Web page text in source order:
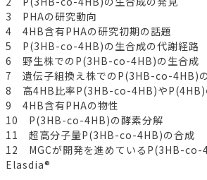
3 PHAの研究動向
4 4HB含有PHAの研究初期の話題
5 P(3HB-co-4HB)の生合成の代謝経路
6 野生株でのP(3HB-co-4HB)の生合成
7 遺伝子組換え株でのP(3HB-co-4HB)
8 高4HB比率P(3HB-co-4HB)やP(4HB)
9 4HB含有PHAの物性
10 P(3HB-co-4HB)の酵素分解
11 超高分子量P(3HB-co-4HB)の合成
12 MGCが開発を進めているP(3HB-co-
Elasdia®